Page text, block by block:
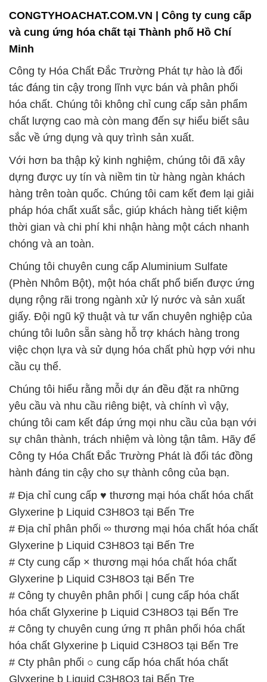
tác đáng tin cậy trong lĩnh vực bán và phân phối
hóa chất. Chúng tôi không chỉ cung cấp sản phẩm
chất lượng cao mà còn mang đến sự hiểu biết sâu
sắc về ứng dụng và quy trình sản xuất.
Với hơn ba thập kỷ kinh nghiệm, chúng tôi đã xây
dựng được uy tín và niềm tin từ hàng ngàn khách
hàng trên toàn quốc. Chúng tôi cam kết đem lại giải
pháp hóa chất xuất sắc, giúp khách hàng tiết kiệm
thời gian và chi phí khi nhận hàng một cách nhanh
chóng và an toàn.
Chúng tôi chuyên cung cấp Aluminium Sulfate
(Phèn Nhôm Bột), một hóa chất phổ biến được ứng
dụng rộng rãi trong ngành xử lý nước và sản xuất
giấy. Đội ngũ kỹ thuật và tư vấn chuyên nghiệp của
chúng tôi luôn sẵn sàng hỗ trợ khách hàng trong
việc chọn lựa và sử dụng hóa chất phù hợp với nhu
cầu cụ thể.
Chúng tôi hiểu rằng mỗi dự án đều đặt ra những
yêu cầu và nhu cầu riêng biệt, và chính vì vậy,
chúng tôi cam kết đáp ứng mọi nhu cầu của bạn với
sự chân thành, trách nhiệm và lòng tận tâm. Hãy để
Công ty Hóa Chất Đắc Trường Phát là đối tác đồng
hành đáng tin cậy cho sự thành công của bạn.
# Địa chỉ cung cấp ♥ thương mại hóa chất hóa chất
Glyxerine þ Liquid C3H8O3 tại Bến Tre
# Địa chỉ phân phối ∞ thương mại hóa chất hóa chất
Glyxerine þ Liquid C3H8O3 tại Bến Tre
# Cty cung cấp × thương mại hóa chất hóa chất
Glyxerine þ Liquid C3H8O3 tại Bến Tre
# Công ty chuyên phân phối | cung cấp hóa chất
hóa chất Glyxerine þ Liquid C3H8O3 tại Bến Tre
# Công ty chuyên cung ứng π phân phối hóa chất
hóa chất Glyxerine þ Liquid C3H8O3 tại Bến Tre
# Cty phân phối ○ cung cấp hóa chất hóa chất
Glyxerine þ Liquid C3H8O3 tại Bến Tre
# Bán ═ thương mại hóa chất hóa chất Glyxerine þ
Liquid C3H8O3 tại Bến Tre
# Nơi cung ứng Ω phân phối hóa chất hóa chất
Glyxerine þ Liquid C3H8O3 tại Bến Tre